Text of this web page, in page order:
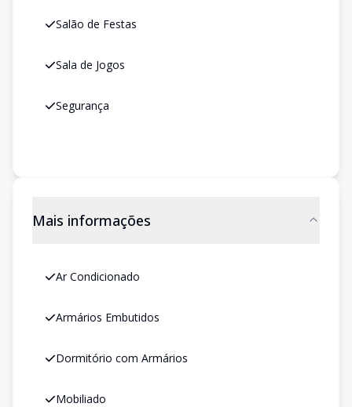
Salão de Festas
Sala de Jogos
Segurança
Mais informações
Ar Condicionado
Armários Embutidos
Dormitório com Armários
Mobiliado